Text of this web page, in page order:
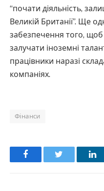
“почати діяльність,
Великій Британії”. Ще
забезпечення того,
залучати іноземні
працівники наразі
компаніях.
Фінанси
Facebook